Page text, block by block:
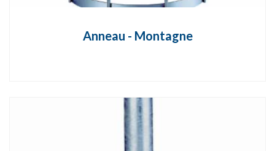
Anneau - Montagne